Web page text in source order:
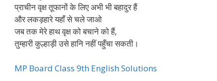
प्राचीन वृक्ष तूफानों के लिए अभी भी बहादुर हैं
और लकड़हारे यहाँ से चले जाओ
जब तक मेरे हाथ वृक्ष को बचाने को हैं,
तुम्हारी कुल्हाड़ी उसे हानि नहीं पहुँचा सकती।
MP Board Class 9th English Solutions